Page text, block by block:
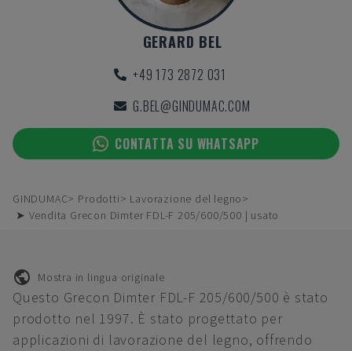
GERARD BEL
+49 173 2872 031
G.BEL@GINDUMAC.COM
CONTATTA SU WHATSAPP
GINDUMAC Prodotti
Lavorazione del legno
➤ Vendita Grecon Dimter FDL-F 205/600/500 | usato
Mostra in lingua originale
Questo Grecon Dimter FDL-F 205/600/500 è stato
prodotto nel 1997. È stato progettato per
applicazioni di lavorazione del legno, offrendo